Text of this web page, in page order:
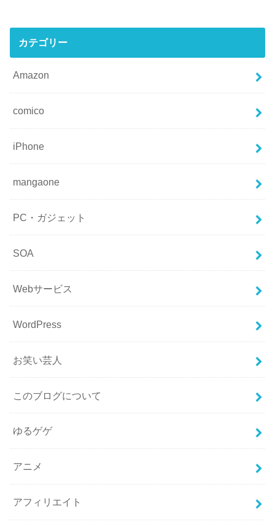
カテゴリー
Amazon
comico
iPhone
mangaone
PC・ガジェット
SOA
Webサービス
WordPress
お笑い芸人
このブログについて
ゆるゲゲ
アニメ
アフィリエイト